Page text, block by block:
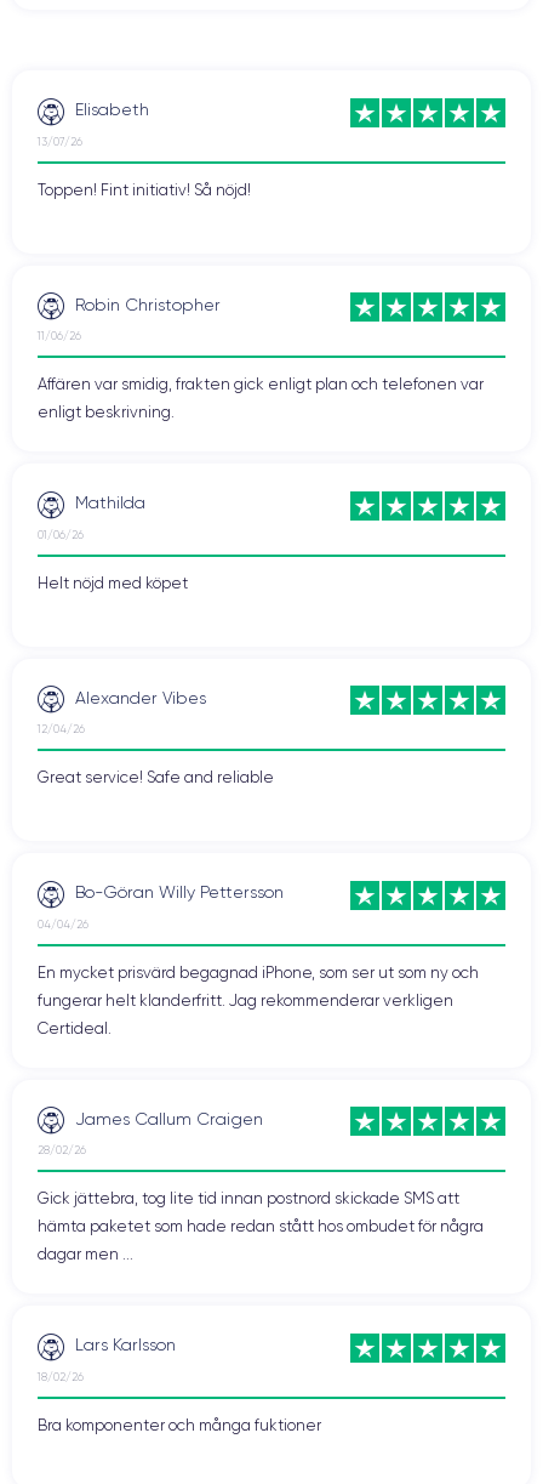
Elisabeth
13/07/26
Toppen! Fint initiativ! Så nöjd!
Robin Christopher
11/06/26
Affären var smidig, frakten gick enligt plan och telefonen var
enligt beskrivning.
Mathilda
01/06/26
Helt nöjd med köpet
Alexander Vibes
12/04/26
Great service! Safe and reliable
Bo-Göran Willy Pettersson
04/04/26
En mycket prisvärd begagnad iPhone, som ser ut som ny och
fungerar helt klanderfritt. Jag rekommenderar verkligen
Certideal.
James Callum Craigen
28/02/26
Gick jättebra, tog lite tid innan postnord skickade SMS att
hämta paketet som hade redan stått hos ombudet för några
dagar men ...
Lars Karlsson
18/02/26
Bra komponenter och många fuktioner